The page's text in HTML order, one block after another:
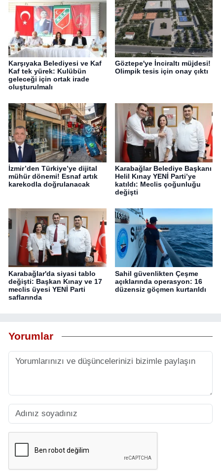
Karşıyaka Belediyesi ve Kaf
Kaf tek yürek: Kulübün
geleceği için ortak irade
oluşturulmalı
Göztepe'ye İnciraltı müjdesi!
Olimpik tesis için onay çıktı
İzmir’den Türkiye’ye dijital
mühür dönemi! Esnaf artık
karekodla doğrulanacak
Karabağlar Belediye Başkanı
Helil Kınay YENİ Parti’ye
katıldı: Meclis çoğunluğu
değişti
Karabağlar'da siyasi tablo
değişti: Başkan Kınay ve 17
meclis üyesi YENİ Parti
saflarında
Sahil güvenlikten Çeşme
açıklarında operasyon: 16
düzensiz göçmen kurtarıldı
Yorumlar